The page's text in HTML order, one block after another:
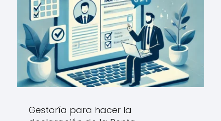
Gestoría para hacer la